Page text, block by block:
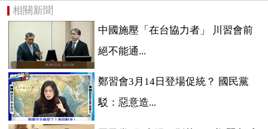
相關新聞
中國施壓「在台協力者」 川習會前
絕不能通...
鄭習會3月14日登場促統？ 國民黨
駁：惡意造...